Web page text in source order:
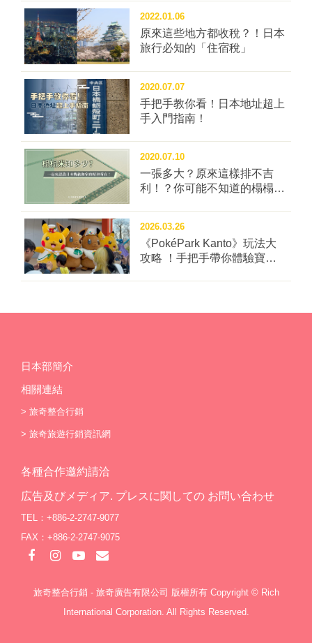
2022.01.06
原來這些地方都收稅？！日本
旅行必知的「住宿稅」
2020.07.07
手把手教你看！日本地址超上
手入門指南！
2020.07.10
一張多大？原來這樣排不吉
利！？你可能不知道的榻榻米
2026.03.26
《PokéPark Kanto》玩法大
攻略 ！手把手帶你體驗寶可
日本部簡介
相關連結
> 旅奇整合行銷
> 旅奇旅遊行銷資訊網
各種合作邀約請洽
広告及びメディア. プレスに関しての お問い合わせ
TEL：+886-2-2747-9077
FAX：+886-2-2747-9075
旅奇整合行銷 - 旅奇廣告有限公司 版權所有 Copyright © Rich
International Corporation. All Rights Reserved.